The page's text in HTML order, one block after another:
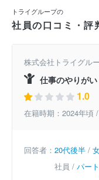
トライグループの
社員の口コミ・評
株式会社トライグル
仕事のやりがい
1.0
在籍時期：2024年頃
回答者： 20代後半 /
社員 / パー